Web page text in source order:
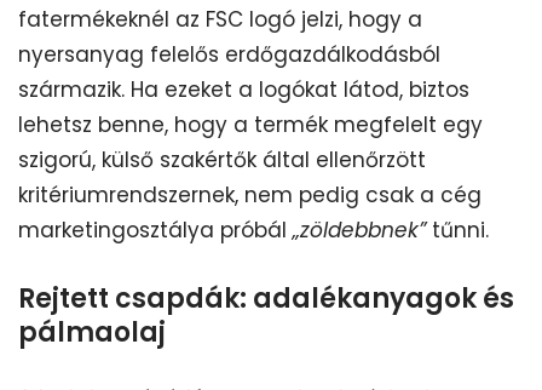
fatermékeknél az FSC logó jelzi, hogy a
nyersanyag felelős erdőgazdálkodásból
származik. Ha ezeket a logókat látod, biztos
lehetsz benne, hogy a termék megfelelt egy
szigorú, külső szakértők által ellenőrzött
kritériumrendszernek, nem pedig csak a cég
marketingosztálya próbál„zöldebbnek”tűnni.
Rejtett csapdák: adalékanyagok és
pálmaolaj